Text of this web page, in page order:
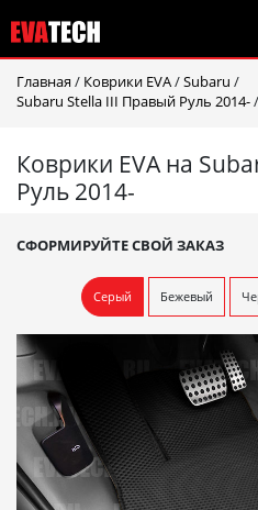
Главная / Коврики EVA/Subaru /
Subaru Stella III Правый Руль 2014-/
Коврики EVA на
Руль 2014-
СФОРМИРУЙТЕ СВОЙ ЗАКАЗ
Серый Бежевый